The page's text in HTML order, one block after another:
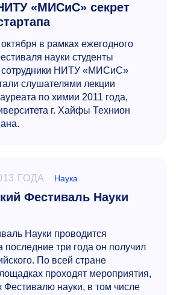
«МИСиС» секрет
в рамках ежегодного
науки студенты
сотрудники НИТУ «МИСиС»
слушателями лекции
по химии 2011 года,
г. Хайфы Технион
ГОДА Наука
Фестиваль Науки
Науки проводится
последние три года он получил
По всей стране
проходят мероприятия,
Фестивалю науки, в том числе